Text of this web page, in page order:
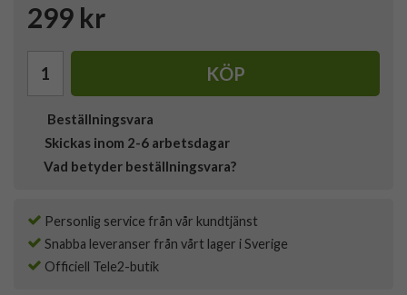
299 kr
KÖP
Beställningsvara
Skickas inom 2-6 arbetsdagar
Vad betyder beställningsvara?
Personlig service från vår kundtjänst
Snabba leveranser från vårt lager i Sverige
Officiell Tele2-butik